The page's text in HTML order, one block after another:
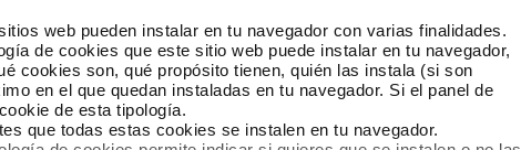
web pueden instalar en tu navegador con varias finalidades.
de cookies que este sitio web puede instalar en tu navegador,
cookies son, qué propósito tienen, quién las instala (si son
en el que quedan instaladas en tu navegador. Si el panel de
de esta tipología.
que todas estas cookies se instalen en tu navegador.
Contacta Otras webs de TMB